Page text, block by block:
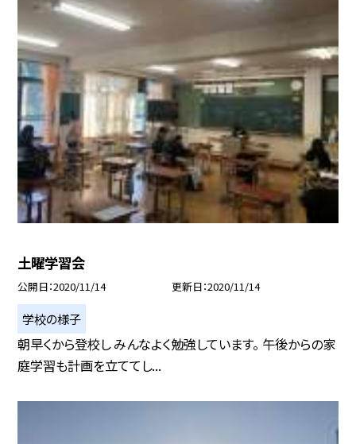
土曜学習会
公開日 2020/11/14 更新日 2020/11/14
学校の様子
朝早くから登校し みんなよく勉強しています。 午後からの家
庭学習も計画を立ててし...